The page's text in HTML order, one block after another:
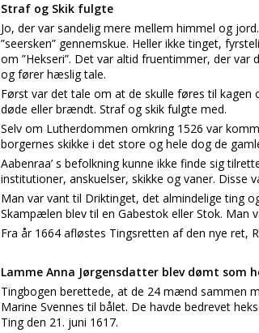
Straf og Skik fulgte
Jo, der var sandelig mere mellem himmel og
”seersken” gennemskue. Heller ikke tinget,
om ”Hekseri”. Det var altid fruentimmer, der var
og fører hæslig tale.
Først var det tale om at de skulle føres til
døde eller brændt. Straf og skik fulgte med.
Selv om Lutherdommen omkring 1526 var
borgernes skikke i det store og hele dog de
Aabenraa’ s befolkning kunne ikke finde sig
institutioner, anskuelser, skikke og vaner. Disse
Man var vant til Driktinget, det almindelige ting
Skampælen blev til en Gabestok eller Stok. Man
Fra år 1664 afløstes Tingsretten af den nye ret,
Lamme Anna Jørgensdatter blev dømt som
Tingbogen berettede, at de 24 mænd sammen
Marine Svennes til bålet. De havde bedrevet
Ting den 21. juni 1617.